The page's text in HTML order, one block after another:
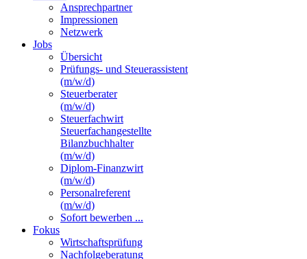
Ansprechpartner
Impressionen
Netzwerk
Jobs
Übersicht
Prüfungs- und Steuerassistent
(m/w/d)
Steuerberater
(m/w/d)
Steuerfachwirt
Steuerfachangestellte
Bilanzbuchhalter
(m/w/d)
Diplom-Finanzwirt
(m/w/d)
Personalreferent
(m/w/d)
Sofort bewerben ...
Fokus
Wirtschaftsprüfung
Nachfolgeberatung